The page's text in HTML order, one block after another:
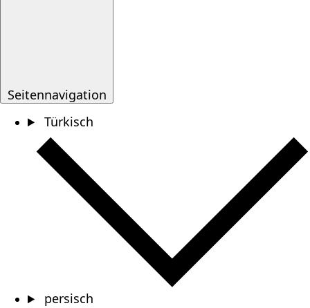
Seitennavigation
Türkisch
persisch